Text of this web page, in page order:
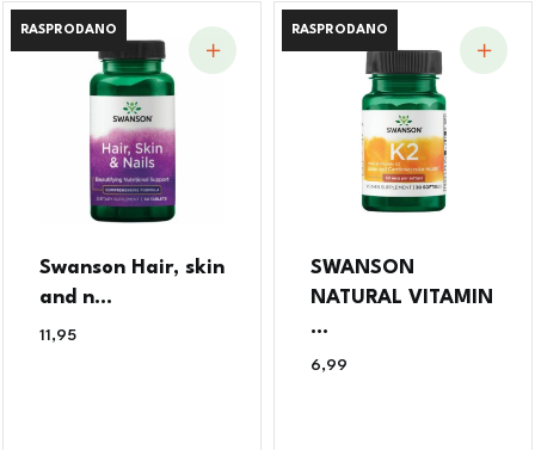
RASPRODANO
RASPRODANO
Swanson Hair, skin
and n...
11,95
RASPRODANO
RASPRODANO
SWANSON
NATURAL VITAMIN
...
6,99